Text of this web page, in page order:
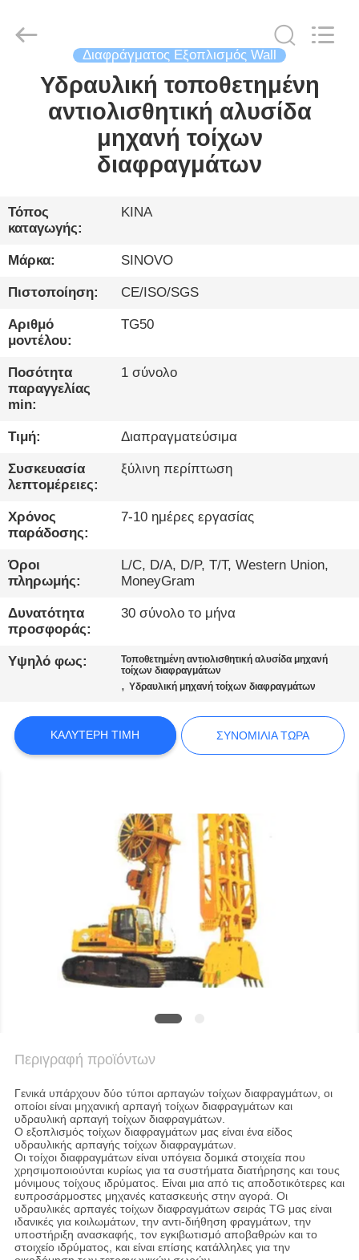
ΣΠΊΤΙ
ΠΡΟΪΌΝΤΑ
VR
ΠΕΡΊΠΟΥ
ΕΜΕΊΣ
ΓΎΡΟΣ
ΕΡΓΟΣΤΑΣΊΩΝ
ΠΟΙΟΤΙΚΌΣ
ΈΛΕΓΧΟΣ
ΜΑΣ
ΕΛΆΤΕ
ΣΕ
ΕΠΑΦΉ
ΣΥΝΟΜΙΛΊΑ
ΤΏΡΑ
COMPANY
NEWS
ΑΠΟΡΡΉΤΟΥ
Heavy
Industry
Διαφράγματος Εξοπλισμός Wall
Υδραυλική τοποθετημένη
αντιολισθητική αλυσίδα
μηχανή τοίχων
διαφραγμάτων
Τόπος
καταγωγής:
ΚΙΝΑ
Μάρκα: SINOVO
Πιστοποίηση: CE/ISO/SGS
Αριθμό
μοντέλου:
TG50
Ποσότητα
παραγγελίας
min:
1 σύνολο
Τιμή: Διαπραγματεύσιμα
Συσκευασία
λεπτομέρειες:
ξύλινη περίπτωση
Χρόνος
παράδοσης:
7-10 ημέρες εργασίας
Όροι
πληρωμής:
L/C, D/A, D/P, T/T, Western Union,
MoneyGram
Δυνατότητα
προσφοράς:
30 σύνολο το μήνα
Υψηλό φως:
Τοποθετημένη αντιολισθητική αλυσίδα μηχανή
τοίχων διαφραγμάτων
,Υδραυλική μηχανή τοίχων διαφραγμάτων
ΚΑΛΎΤΕΡΗ ΤΙΜΉ ΣΥΝΟΜΙΛΊΑ ΤΏΡΑ
Περιγραφή προϊόντων
Γενικά υπάρχουν δύο τύποι αρπαγών τοίχων διαφραγμάτων, οι
οποίοι είναι μηχανική αρπαγή τοίχων διαφραγμάτων και
υδραυλική αρπαγή τοίχων διαφραγμάτων.
Ο εξοπλισμός τοίχων διαφραγμάτων μας είναι ένα είδος
υδραυλικής αρπαγής τοίχων διαφραγμάτων.
Οι τοίχοι διαφραγμάτων είναι υπόγεια δομικά στοιχεία που
χρησιμοποιούνται κυρίως για τα συστήματα διατήρησης και τους
μόνιμους τοίχους ιδρύματος. Είναι μια από τις αποδοτικότερες και
ευπροσάρμοστες μηχανές κατασκευής στην αγορά. Οι
υδραυλικές αρπαγές τοίχων διαφραγμάτων σειράς TG μας είναι
ιδανικές για κοιλωμάτων, την αντι-διήθηση φραγμάτων, την
υποστήριξη ανασκαφής, τον εγκιβωτισμό αποβαθρών και το
στοιχείο ιδρύματος, και είναι επίσης κατάλληλες για την